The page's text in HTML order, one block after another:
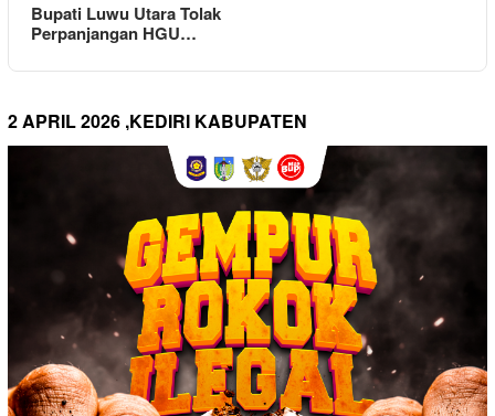
Bupati Luwu Utara Tolak
Perpanjangan HGU…
2 APRIL 2026 ,KEDIRI KABUPATEN